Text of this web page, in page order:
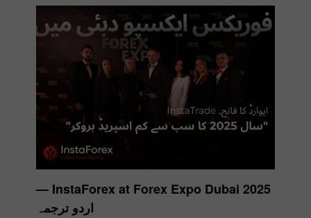
InstaForex at Forex Expo Dubai 2025 —
اردو ترجمہ